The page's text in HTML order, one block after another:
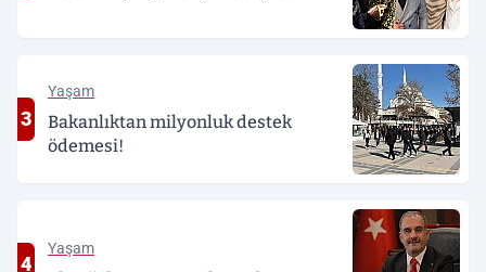
3
Yaşam
Bakanlıktan milyonluk destek
ödemesi!
4
Yaşam